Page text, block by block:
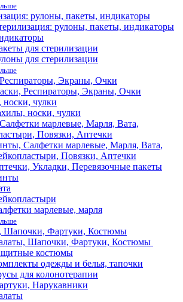
рулоны, пакеты, индикаторы
рулоны, пакеты, индикаторы
для стерилизации
для стерилизации
Экраны, Очки
Респираторы, Экраны, Очки
чулки
носки, чулки
марлевые, Марля, Вата,
Повязки, Аптечки
Салфетки марлевые, Марля, Вата,
Повязки, Аптечки
Укладки, Перевязочные пакеты
марлевые, марля
Шапочки, Фартуки, Костюмы
Шапочки, Фартуки, Костюмы
костюмы
одежды и белья, тапочки
для колонотерапии
Нарукавники